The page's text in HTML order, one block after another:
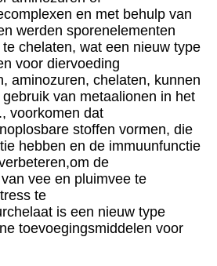
en met behulp van
werden sporenelementen
chelaten, wat een nieuw type
voor diervoeding
aminozuren, chelaten, kunnen
van metaalionen in het
voorkomen dat
stoffen vormen, die
hebben en de immuunfunctie
de
vee en pluimvee te
te
is een nieuw type
toevoegingsmiddelen voor